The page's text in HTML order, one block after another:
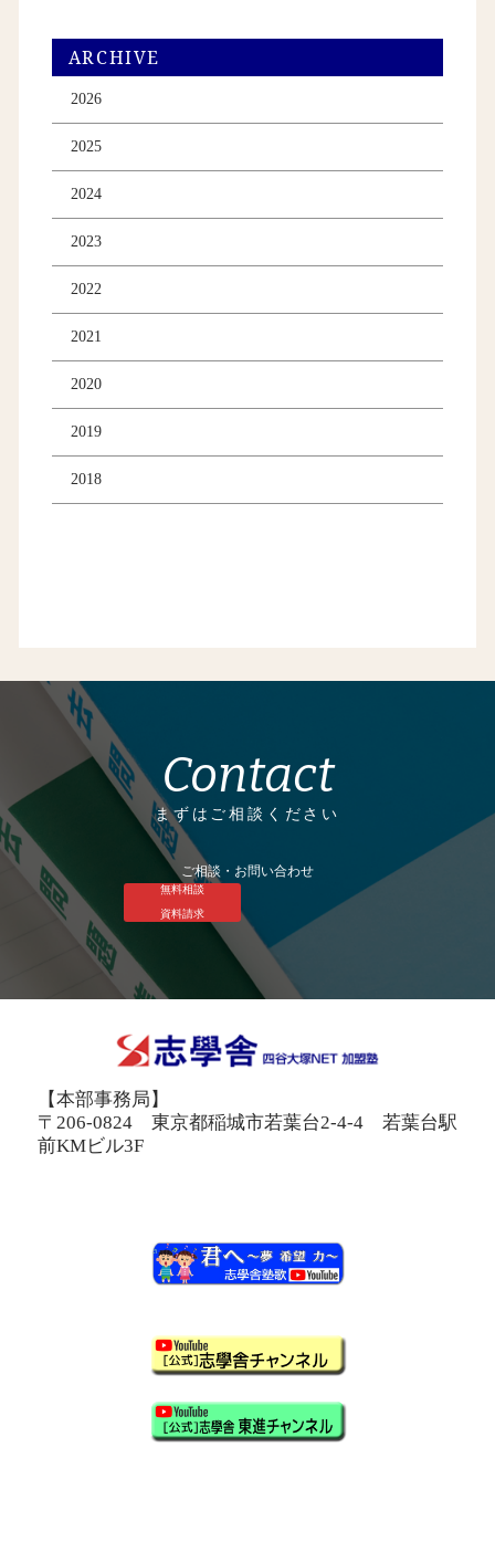
ARCHIVE
2026
2025
2024
2023
2022
2021
2020
2019
2018
Contact
まずはご相談ください
ご相談・お問い合わせ
無料相談
資料請求
【本部事務局】
〒206-0824 東京都稲城市若葉台2-4-4 若葉台駅
前KMビル3F